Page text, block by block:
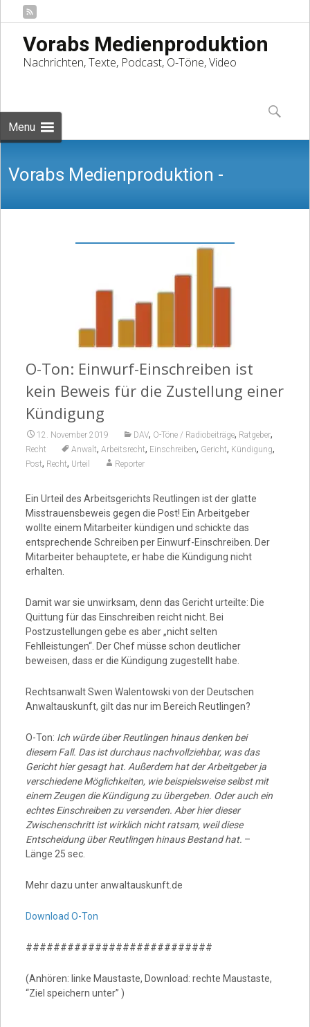
Vorabs Medienproduktion
Nachrichten, Texte, Podcast, O-Töne, Video
Menu
to
content
Suchen
nach:
Vorabs Medienproduktion -
Nachrichten, Texte, Podcast, O-Töne,
O-Ton: Einwurf-Einschreiben ist
kein Beweis für die Zustellung einer
Kündigung
12. November 2019 DAV, O-Töne / Radiobeiträge, Ratgeber,
Recht Anwalt, Arbeitsrecht, Einschreiben, Gericht, Kündigung,
Post, Recht, Urteil Reporter
Ein Urteil des Arbeitsgerichts Reutlingen ist der glatte
Misstrauensbeweis gegen die Post! Ein Arbeitgeber
wollte einem Mitarbeiter kündigen und schickte das
entsprechende Schreiben per Einwurf-Einschreiben. Der
Mitarbeiter behauptete, er habe die Kündigung nicht
erhalten.
Damit war sie unwirksam, denn das Gericht urteilte: Die
Quittung für das Einschreiben reicht nicht. Bei
Postzustellungen gebe es aber „nicht selten
Fehlleistungen“. Der Chef müsse schon deutlicher
beweisen, dass er die Kündigung zugestellt habe.
Rechtsanwalt Swen Walentowski von der Deutschen
Anwaltauskunft, gilt das nur im Bereich Reutlingen?
O-Ton: Ich würde über Reutlingen hinaus denken bei
diesem Fall. Das ist durchaus nachvollziehbar, was das
Gericht hier gesagt hat. Außerdem hat der Arbeitgeber ja
verschiedene Möglichkeiten, wie beispielsweise selbst mit
einem Zeugen die Kündigung zu übergeben. Oder auch ein
echtes Einschreiben zu versenden. Aber hier dieser
Zwischenschritt ist wirklich nicht ratsam, weil diese
Entscheidung über Reutlingen hinaus Bestand hat. –
Länge 25 sec.
Mehr dazu unter anwaltauskunft.de
Download O-Ton
###########################
(Anhören: linke Maustaste, Download: rechte Maustaste,
“Ziel speichern unter” )